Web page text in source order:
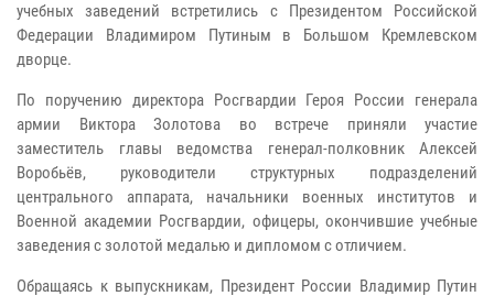
учебных заведений встретились с Президентом Российской
Федерации Владимиром Путиным в Большом Кремлевском
дворце.
По поручению директора Росгвардии Героя России генерала
армии Виктора Золотова во встрече приняли участие
заместитель главы ведомства генерал-полковник Алексей
Воробьёв, руководители структурных подразделений
центрального аппарата, начальники военных институтов и
Военной академии Росгвардии, офицеры, окончившие учебные
заведения с золотой медалью и дипломом с отличием.
Обращаясь к выпускникам, Президент России Владимир Путин